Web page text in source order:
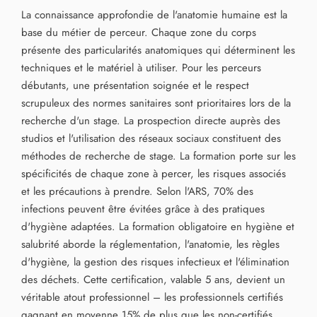
La connaissance approfondie de l'anatomie humaine est la
base du métier de perceur. Chaque zone du corps
présente des particularités anatomiques qui déterminent les
techniques et le matériel à utiliser. Pour les perceurs
débutants, une présentation soignée et le respect
scrupuleux des normes sanitaires sont prioritaires lors de la
recherche d'un stage. La prospection directe auprès des
studios et l'utilisation des réseaux sociaux constituent des
méthodes de recherche de stage. La formation porte sur les
spécificités de chaque zone à percer, les risques associés
et les précautions à prendre. Selon l'ARS, 70% des
infections peuvent être évitées grâce à des pratiques
d'hygiène adaptées. La formation obligatoire en hygiène et
salubrité aborde la réglementation, l'anatomie, les règles
d'hygiène, la gestion des risques infectieux et l'élimination
des déchets. Cette certification, valable 5 ans, devient un
véritable atout professionnel – les professionnels certifiés